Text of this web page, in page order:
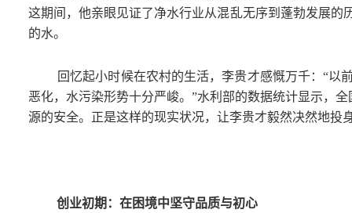
这期间，他亲眼见证了净水行业从混乱无序到蓬勃发展
的水。
回忆起小时候在农村的生活，李贵才感慨万千：“
恶化，水污染形势十分严峻。”水利部的数据统计显示，
源的安全。正是这样的现实状况，让李贵才毅然决然地
创业初期：在困境中坚守品质与初心